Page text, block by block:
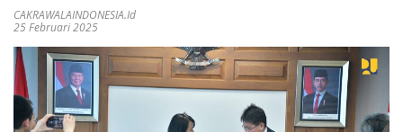
CAKRAWALAINDONESIA.id
25 Februari 2025